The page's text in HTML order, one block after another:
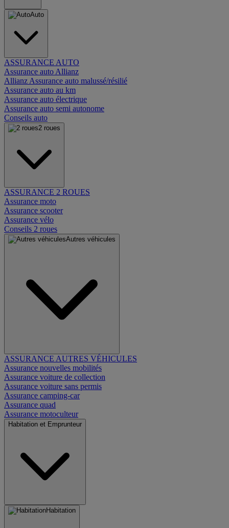
Auto
ASSURANCE AUTO
Assurance auto Allianz
Allianz Assurance auto malussé/résilié
Assurance auto au km
Assurance auto électrique
Assurance auto semi autonome
Conseils auto
2 roues
ASSURANCE 2 ROUES
Assurance moto
Assurance scooter
Assurance vélo
Conseils 2 roues
Autres véhicules
ASSURANCE AUTRES VÉHICULES
Assurance nouvelles mobilités
Assurance voiture de collection
Assurance voiture sans permis
Assurance camping-car
Assurance quad
Assurance motoculteur
Habitation et Emprunteur
Habitation